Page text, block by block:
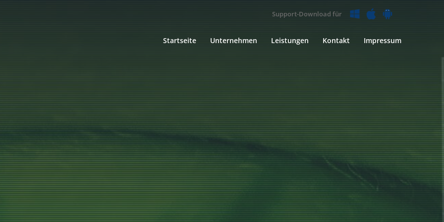
Support-Download für
Startseite Unternehmen Leistungen Kontakt Impressum